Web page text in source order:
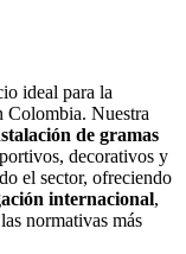
ideal para la
Colombia. Nuestra
de gramas
decorativos y
el sector, ofreciendo
internacional,
normativas más